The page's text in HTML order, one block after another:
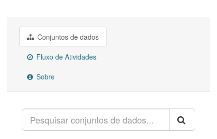
Conjuntos de dados
Fluxo de Atividades
Sobre